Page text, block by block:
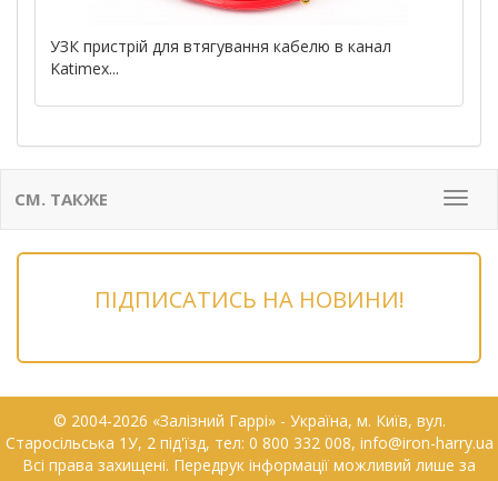
УЗК пристрій для втягування кабелю в канал
Katimex...
Меню
СМ. ТАКЖЕ
ПІДПИСАТИСЬ НА НОВИНИ!
© 2004-2026 «Залізний Гаррі» - Українa, м. Київ, вул.
Старосільська 1У, 2 під'їзд, тел: 0 800 332 008, info@iron-harry.ua
Всі права захищені. Передрук інформації можливий лише за